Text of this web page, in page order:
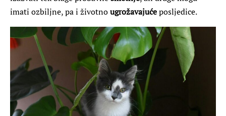
imati ozbiljne, pa i životnougrožavajućeposljedice.